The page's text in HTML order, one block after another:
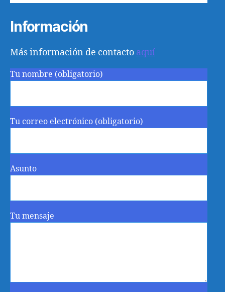
Información
Más información de contacto aquí
Tu nombre (obligatorio)
Tu correo electrónico (obligatorio)
Asunto
Tu mensaje